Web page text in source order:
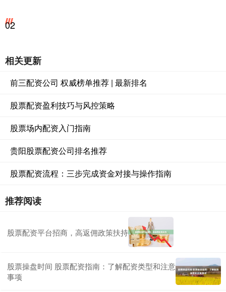
02
相关更新
前三配资公司 权威榜单推荐 | 最新排名
股票配资盈利技巧与风控策略
股票场内配资入门指南
贵阳股票配资公司排名推荐
股票配资流程：三步完成资金对接与操作指南
推荐阅读
股票配资平台招商，高返佣政策扶持
股票操盘时间 股票配资指南：了解配资类型和注意
事项